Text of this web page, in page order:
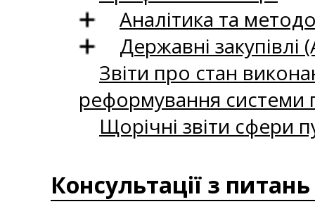
Аналітика та
Державні закупівлі
Звіти про стан
реформування системи
Щорічні звіти сфери
Консультації з